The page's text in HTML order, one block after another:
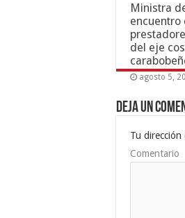
Ministra
encuentro
del eje
agosto 5,
Deja un
Tu dirección
Comentario